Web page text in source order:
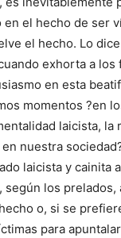
en el hecho de ser
el hecho. Lo
exhorta a los
en esta
momentos ?en
laicista, la
nuestra
laicista y cainita
los prelados,
o, si se
para